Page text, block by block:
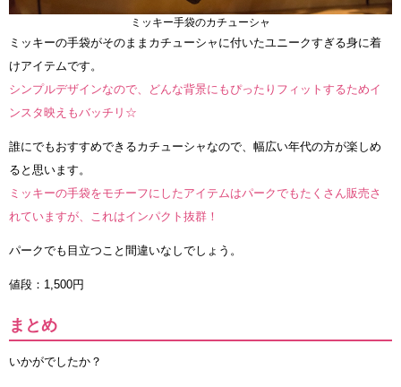
ミッキー手袋のカチューシャ
ミッキーの手袋がそのままカチューシャに付いたユニークすぎる身に着
けアイテムです。
シンプルデザインなので、どんな背景にもぴったりフィットするためイ
ンスタ映えもバッチリ☆
誰にでもおすすめできるカチューシャなので、幅広い年代の方が楽しめ
ると思います。
ミッキーの手袋をモチーフにしたアイテムはパークでもたくさん販売さ
れていますが、これはインパクト抜群！
パークでも目立つこと間違いなしでしょう。
値段：1,500円
まとめ
いかがでしたか？